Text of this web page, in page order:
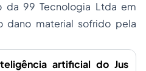
da 99 Tecnologia Ltda em
dano material sofrido pela
artificial do Jus